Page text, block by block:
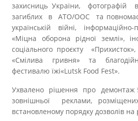
захисниць України, фотографій
загиблих в АТО/ООС та
українській війні, інформаційно-
«Міцна оборона рідної землі»,
соціального проєкту
«Смілива гривня» та
фестивалю їжі«Lutsk Food Fest».
Ухвалено рішення про демонтаж
зовнішньої реклами,
встановленому порядку дозволів